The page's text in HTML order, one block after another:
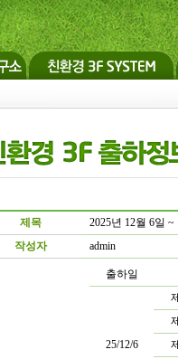
제목
2025년 12월 6일
작성자
admin
출하일
25/12/6